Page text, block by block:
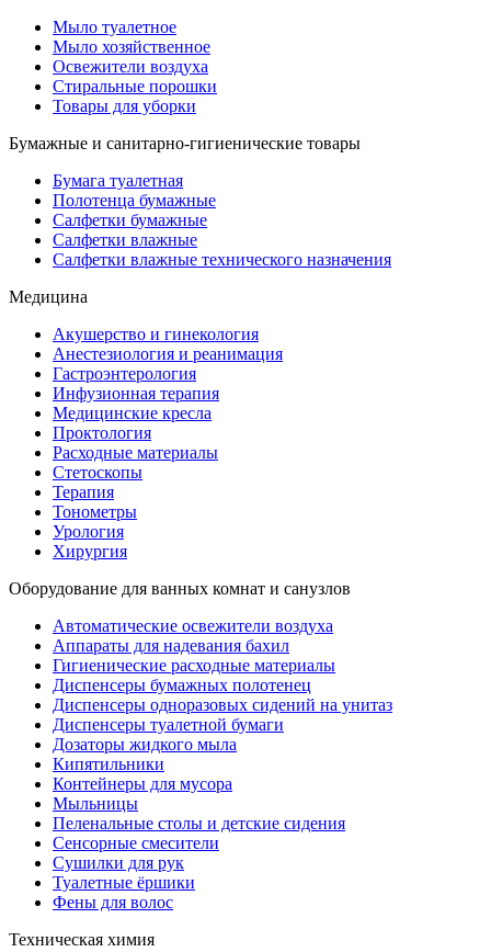
Мыло туалетное
Мыло хозяйственное
Освежители воздуха
Стиральные порошки
Товары для уборки
Бумажные и санитарно-гигиенические товары
Бумага туалетная
Полотенца бумажные
Салфетки бумажные
Салфетки влажные
Салфетки влажные технического назначения
Медицина
Акушерство и гинекология
Анестезиология и реанимация
Гастроэнтерология
Инфузионная терапия
Медицинские кресла
Проктология
Расходные материалы
Стетоскопы
Терапия
Тонометры
Урология
Хирургия
Оборудование для ванных комнат и санузлов
Автоматические освежители воздуха
Аппараты для надевания бахил
Гигиенические расходные материалы
Диспенсеры бумажных полотенец
Диспенсеры одноразовых сидений на унитаз
Диспенсеры туалетной бумаги
Дозаторы жидкого мыла
Кипятильники
Контейнеры для мусора
Мыльницы
Пеленальные столы и детские сидения
Сенсорные смесители
Сушилки для рук
Туалетные ёршики
Фены для волос
Техническая химия